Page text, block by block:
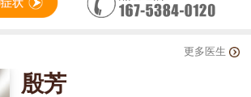
更多医生
殷芳